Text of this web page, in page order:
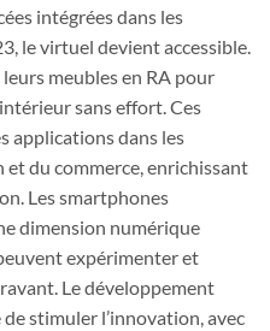
intégrées dans les
le virtuel devient accessible.
meubles en RA pour
sans effort. Ces
applications dans les
et du commerce, enrichissant
Les smartphones
dimension numérique
expérimenter et
Le développement
stimuler l’innovation, avec